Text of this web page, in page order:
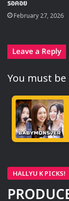
รอคอย
February 27, 2026
Leave a Reply
You must be